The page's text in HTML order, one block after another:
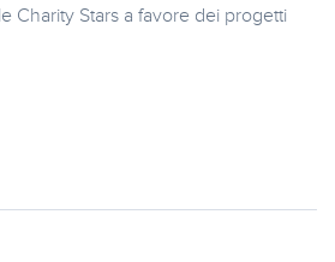
Charity Stars a favore dei progetti